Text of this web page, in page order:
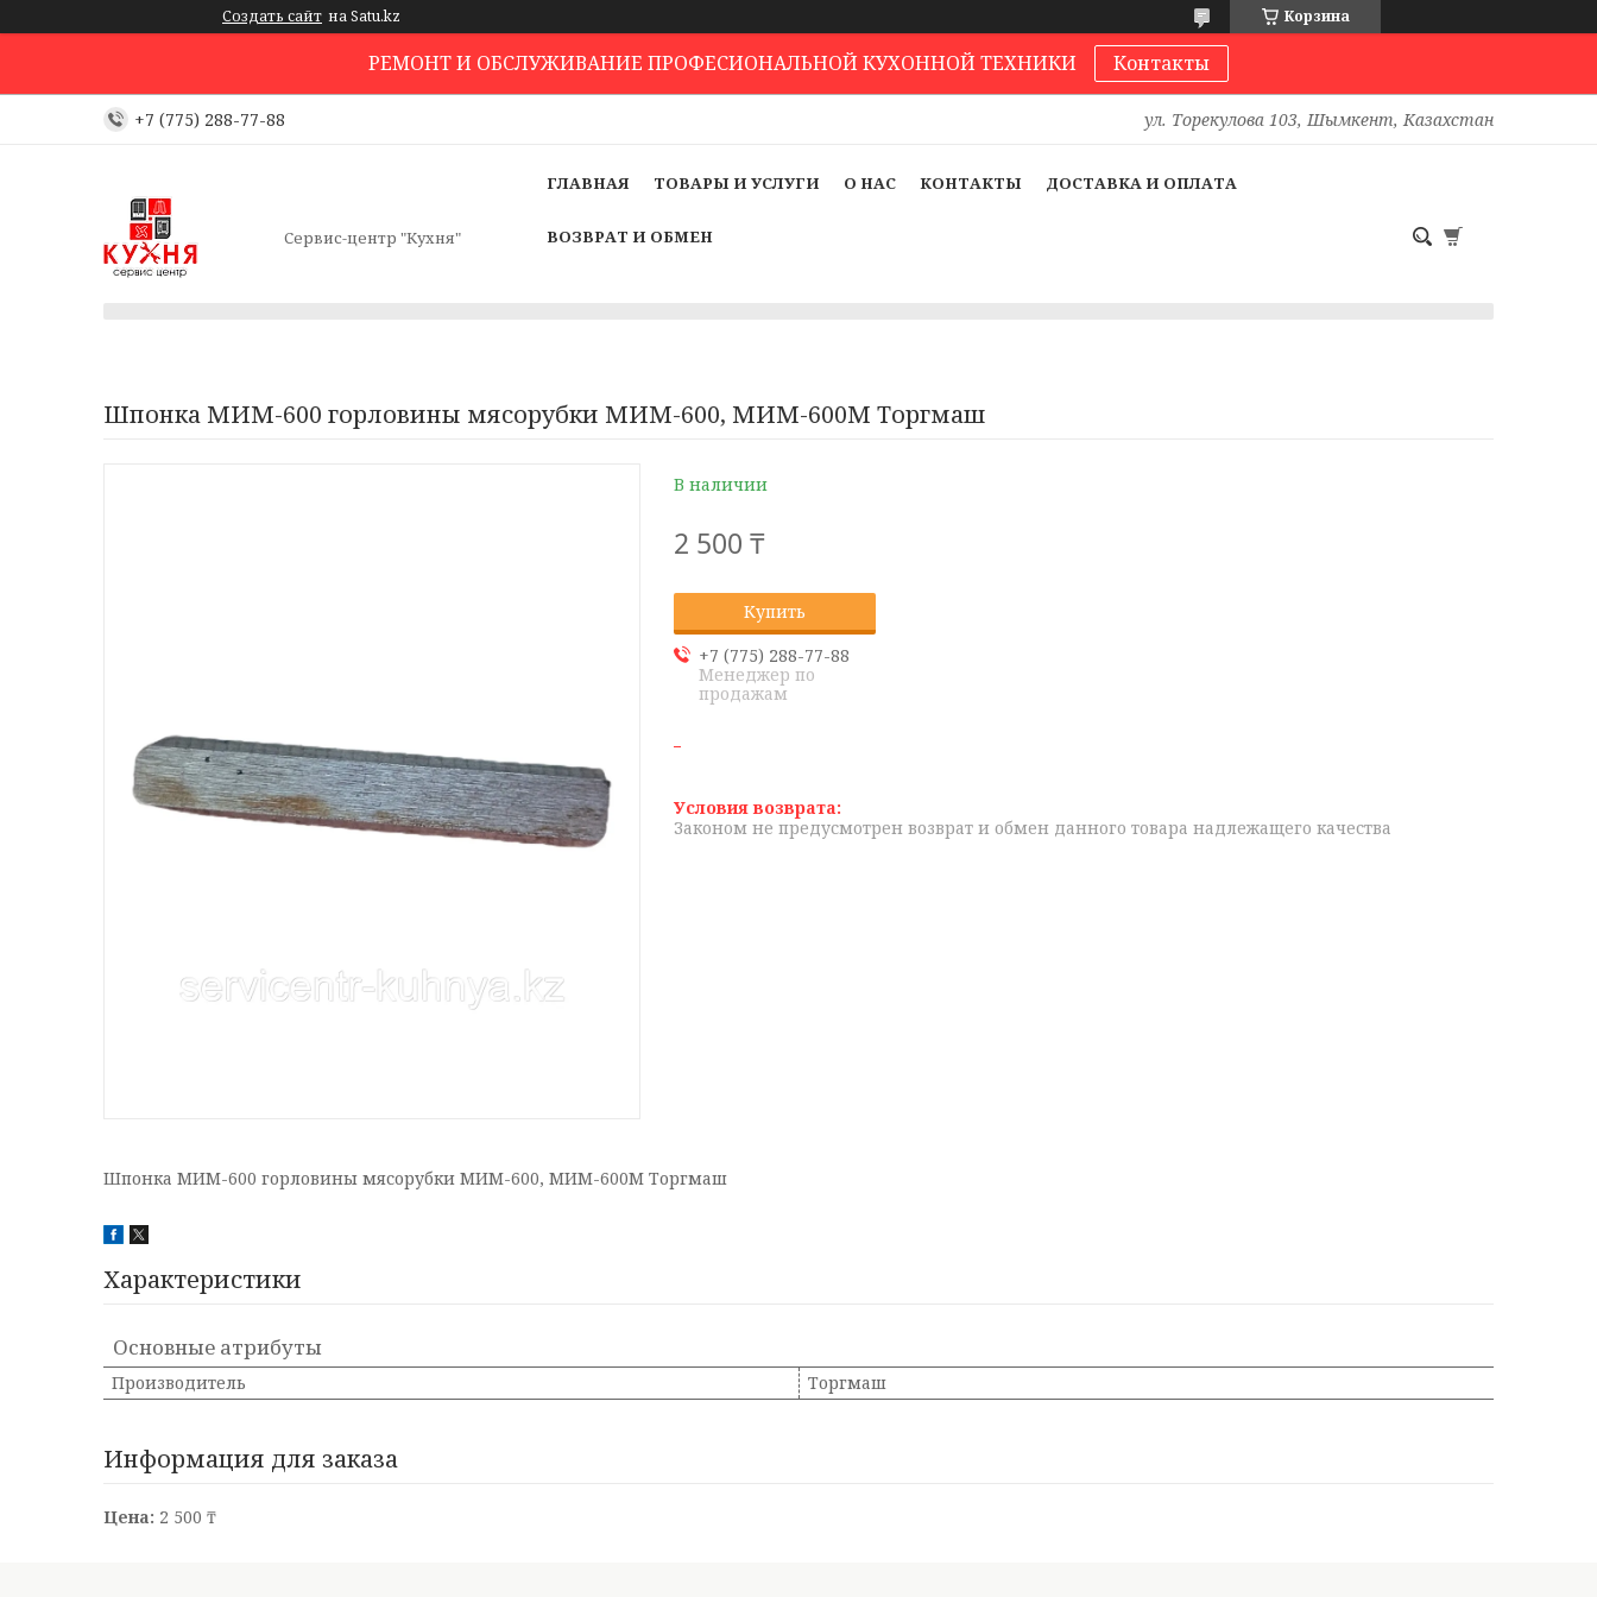
Создать сайт на Satu.kz Корзина
РЕМОНТ И ОБСЛУЖИВАНИЕ ПРОФЕСИОНАЛЬНОЙ КУХОННОЙ ТЕХНИКИ Контакты
+7 (775) 288-77-88 ул. Торекулова 103, Шымкент, Казахстан
Сервис-центр "Кухня"
ГЛАВНАЯ ТОВАРЫ И УСЛУГИ О НАС КОНТАКТЫ ДОСТАВКА И ОПЛАТА
ВОЗВРАТ И ОБМЕН
Шпонка МИМ-600 горловины мясорубки МИМ-600, МИМ-600М Торгмаш
В наличии
2 500 ₸
Купить
+7 (775) 288-77-88
Менеджер по
продажам
Законом не предусмотрен возврат и обмен данного товара надлежащего качества
Шпонка МИМ-600 горловины мясорубки МИМ-600, МИМ-600М Торгмаш
Характеристики
Основные атрибуты
Производитель Торгмаш
Информация для заказа
Цена: 2 500 ₸